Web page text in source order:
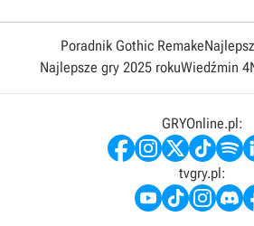
Poradnik Gothic Remake
Najlepsze gry 2025 rokuWiedźmin 4
GRYOnline.pl:
tvgry.pl: